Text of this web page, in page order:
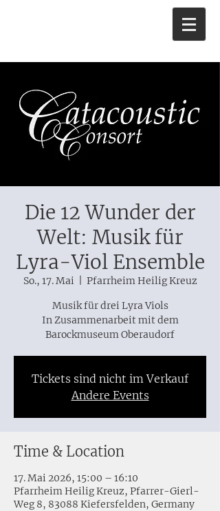
Die 12 Wunder der
Welt: Musik für
Lyra-Viol Ensemble
So., 17. Mai
Pfarrheim Heilig Kreuz
Musik für drei Lyra Viols
In Zusammenarbeit mit dem
Barockmuseum Oberaudorf
Tickets sind nicht im Verkauf
Andere Events
Time & Location
17. Mai 2026, 15:00 – 16:10
Pfarrheim Heilig Kreuz, Pfarrer-Gierl-
Weg 8, 83088 Kiefersfelden, Germany